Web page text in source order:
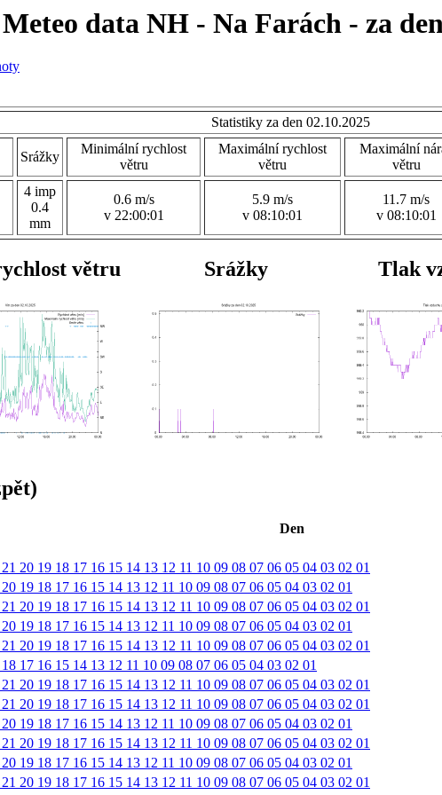
Meteo data NH - Na Farách - za
Statistiky za den 02.10.2025
Srážky
Minimální rychlost
větru
Maximální rychlost
větru
Maximální
větru
4 imp
0.4
mm
0.6 m/s
v 22:00:01
5.9 m/s
v 08:10:01
11.7 m/s
v 08:10:01
větru Srážky Tlak
Den
21 20 19 18 17 16 15 14 13 12 11 10 09 08 07 06 05 04 03 02 01
20 19 18 17 16 15 14 13 12 11 10 09 08 07 06 05 04 03 02 01
21 20 19 18 17 16 15 14 13 12 11 10 09 08 07 06 05 04 03 02 01
20 19 18 17 16 15 14 13 12 11 10 09 08 07 06 05 04 03 02 01
21 20 19 18 17 16 15 14 13 12 11 10 09 08 07 06 05 04 03 02 01
18 17 16 15 14 13 12 11 10 09 08 07 06 05 04 03 02 01
21 20 19 18 17 16 15 14 13 12 11 10 09 08 07 06 05 04 03 02 01
21 20 19 18 17 16 15 14 13 12 11 10 09 08 07 06 05 04 03 02 01
20 19 18 17 16 15 14 13 12 11 10 09 08 07 06 05 04 03 02 01
21 20 19 18 17 16 15 14 13 12 11 10 09 08 07 06 05 04 03 02 01
20 19 18 17 16 15 14 13 12 11 10 09 08 07 06 05 04 03 02 01
21 20 19 18 17 16 15 14 13 12 11 10 09 08 07 06 05 04 03 02 01